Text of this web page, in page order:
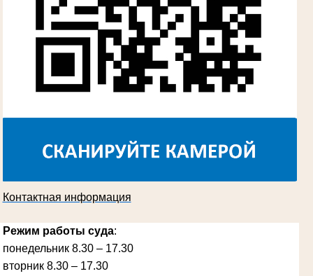
Контактная информация
Режим работы суда:
понедельник 8.30 – 17.30
вторник 8.30 – 17.30